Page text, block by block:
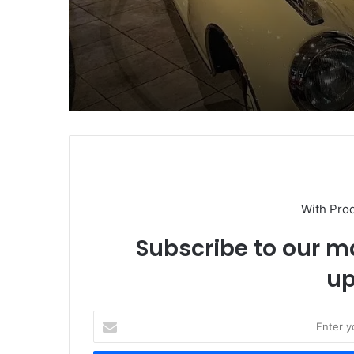
വെബ്സൈറ്റ് വഴി
ടിക്കറ്റുകൾ ബുക്ക്
With
Subscribe to our
your
Email